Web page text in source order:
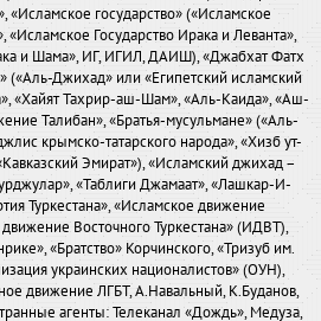
«Исламское государство» («Исламское
«Исламское Государство Ирака и Леванта»,
и Шама», ИГ, ИГИЛ, ДАИШ), «Джабхат Фатх
Джихад» или «Египетский исламский
«Хайят Тахрир-аш-Шам», «Аль-Каида», «Аш-
Талибан», «Братья-мусульмане» («Аль-
крымско-татарского народа», «Хизб ут-
Эмират»), «Исламский джихад –
«Таблиги Джамаат», «Лашкар-И-
Туркестана», «Исламское движение
Восточного Туркестана» (ИДВТ),
«Братство» Корчинского, «Тризуб им.
украинских националистов» (ОУН),
движение ЛГБТ, А.Навальный, К.Буданов,
агенты: Телеканал «Дождь», Медуза,